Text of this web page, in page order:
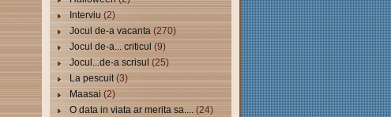
Interviu (2)
Jocul de-a vacanta (270)
Jocul de-a... criticul (9)
Jocul...de-a scrisul (25)
La pescuit (3)
Maasai (2)
O data in viata ar merita sa.... (24)